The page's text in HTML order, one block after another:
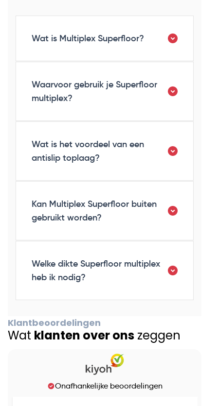
Wat is Multiplex Superfloor?
Waarvoor gebruik je Superfloor
multiplex?
Wat is het voordeel van een
antislip toplaag?
Kan Multiplex Superfloor buiten
gebruikt worden?
Welke dikte Superfloor multiplex
heb ik nodig?
Klantbeoordelingen
Wat klanten over ons zeggen
Onafhankelijke beoordelingen